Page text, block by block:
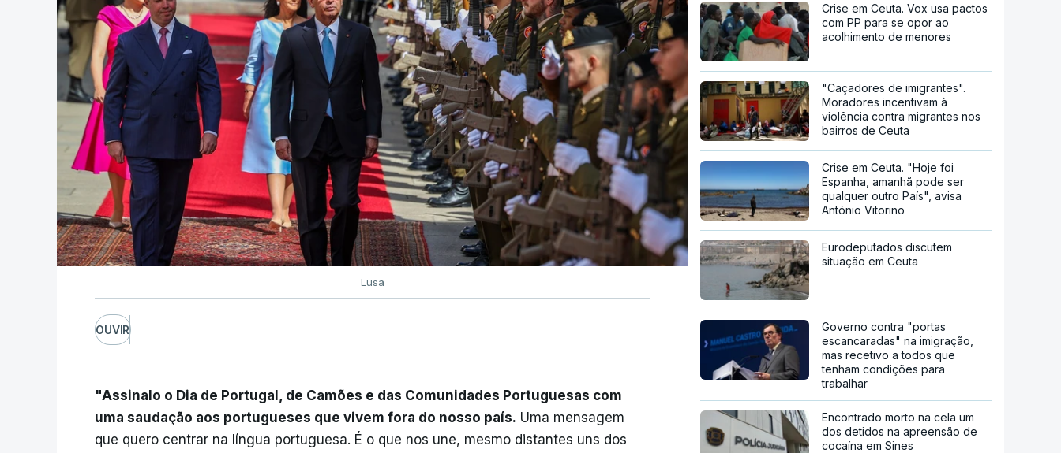
Lusa
OUVIR
"Assinalo o Dia de Portugal, de Camões e das Comunidades Portuguesas com
uma saudação aos portugueses que vivem fora do nosso país. Uma mensagem
que quero centrar na língua portuguesa. É o que nos une, mesmo distantes uns dos
Crise em Ceuta. Vox usa pactos
com PP para se opor ao
acolhimento de menores
"Caçadores de imigrantes".
Moradores incentivam à
violência contra migrantes nos
bairros de Ceuta
Crise em Ceuta. "Hoje foi
Espanha, amanhã pode ser
qualquer outro País", avisa
António Vitorino
Eurodeputados discutem
situação em Ceuta
Governo contra "portas
escancaradas" na imigração,
mas recetivo a todos que
tenham condições para
trabalhar
Encontrado morto na cela um
dos detidos na apreensão de
cocaína em Sines